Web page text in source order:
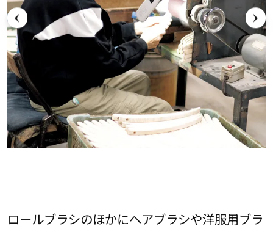
ロールブラシのほかにヘアブラシや洋服用ブラ